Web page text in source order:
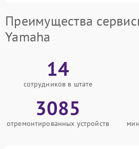
Преимущества
Yamaha
14
сотрудников в штате
3085
отремонтированных устройств